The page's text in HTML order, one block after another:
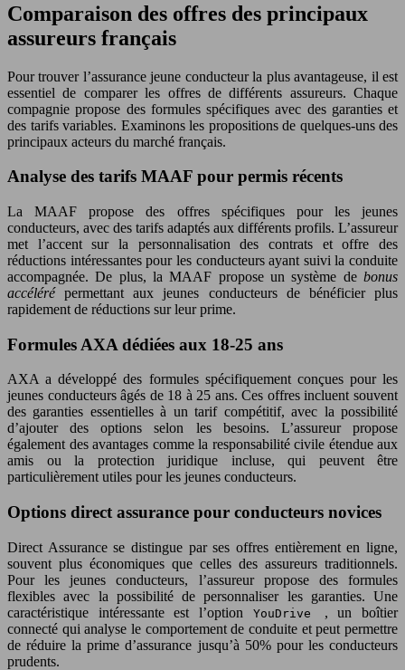
Comparaison des offres des principaux
assureurs français
Pour trouver l’assurance jeune conducteur la plus avantageuse, il est
essentiel de comparer les offres de différents assureurs. Chaque
compagnie propose des formules spécifiques avec des garanties et
des tarifs variables. Examinons les propositions de quelques-uns des
principaux acteurs du marché français.
Analyse des tarifs MAAF pour permis récents
La MAAF propose des offres spécifiques pour les jeunes
conducteurs, avec des tarifs adaptés aux différents profils. L’assureur
met l’accent sur la personnalisation des contrats et offre des
réductions intéressantes pour les conducteurs ayant suivi la conduite
accompagnée. De plus, la MAAF propose un système de bonus
accélérépermettant aux jeunes conducteurs de bénéficier plus
rapidement de réductions sur leur prime.
Formules AXA dédiées aux 18-25 ans
AXA a développé des formules spécifiquement conçues pour les
jeunes conducteurs âgés de 18 à 25 ans. Ces offres incluent souvent
des garanties essentielles à un tarif compétitif, avec la possibilité
d’ajouter des options selon les besoins. L’assureur propose
également des avantages comme la responsabilité civile étendue aux
amis ou la protection juridique incluse, qui peuvent être
particulièrement utiles pour les jeunes conducteurs.
Options direct assurance pour conducteurs novices
Direct Assurance se distingue par ses offres entièrement en ligne,
souvent plus économiques que celles des assureurs traditionnels.
Pour les jeunes conducteurs, l’assureur propose des formules
flexibles avec la possibilité de personnaliser les garanties. Une
caractéristique intéressante est l’option YouDrive , un boîtier
connecté qui analyse le comportement de conduite et peut permettre
de réduire la prime d’assurance jusqu’à 50% pour les conducteurs
prudents.